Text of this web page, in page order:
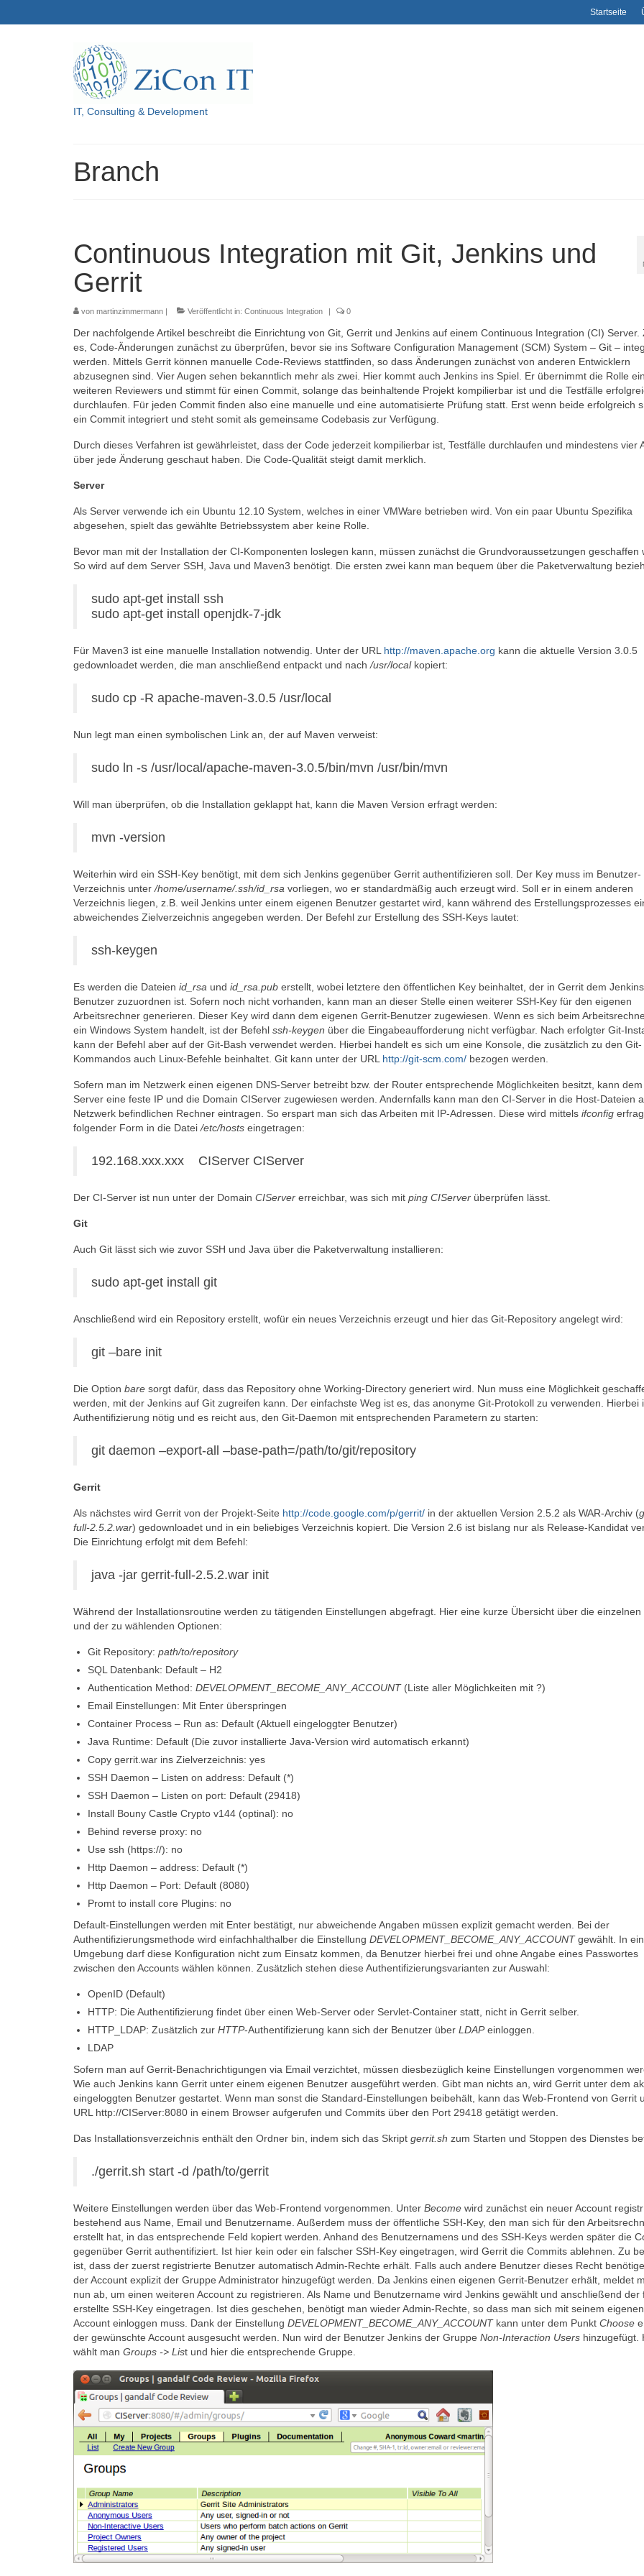
Startseite
IT, Consulting & Development
Branch
Continuous Integration mit Git, Jenkins und
Gerrit
von martinzimmermann | Veröffentlicht in: Continuous Integration | 0
Der nachfolgende Artikel beschreibt die Einrichtung von Git, Gerrit und Jenkins auf einem Continuous Integration (CI) Server.
es, Code-Änderungen zunächst zu überprüfen, bevor sie ins Software Configuration Management (SCM) System – Git –
werden. Mittels Gerrit können manuelle Code-Reviews stattfinden, so dass Änderungen zunächst von anderen Entwicklern
abzusegnen sind. Vier Augen sehen bekanntlich mehr als zwei. Hier kommt auch Jenkins ins Spiel. Er übernimmt die Rolle
weiteren Reviewers und stimmt für einen Commit, solange das beinhaltende Projekt kompilierbar ist und die Testfälle
durchlaufen. Für jeden Commit finden also eine manuelle und eine automatisierte Prüfung statt. Erst wenn beide erfolgreich
ein Commit integriert und steht somit als gemeinsame Codebasis zur Verfügung.
Durch dieses Verfahren ist gewährleistet, dass der Code jederzeit kompilierbar ist, Testfälle durchlaufen und mindestens vier
über jede Änderung geschaut haben. Die Code-Qualität steigt damit merklich.
Server
Als Server verwende ich ein Ubuntu 12.10 System, welches in einer VMWare betrieben wird. Von ein paar Ubuntu Spezifika
abgesehen, spielt das gewählte Betriebssystem aber keine Rolle.
Bevor man mit der Installation der CI-Komponenten loslegen kann, müssen zunächst die Grundvoraussetzungen geschaffen
So wird auf dem Server SSH, Java und Maven3 benötigt. Die ersten zwei kann man bequem über die Paketverwaltung
sudo apt-get install ssh
sudo apt-get install openjdk-7-jdk
Für Maven3 ist eine manuelle Installation notwendig. Unter der URL http://maven.apache.org kann die aktuelle Version 3.0.5
gedownloadet werden, die man anschließend entpackt und nach /usr/localkopiert:
sudo cp -R apache-maven-3.0.5 /usr/local
Nun legt man einen symbolischen Link an, der auf Maven verweist:
sudo ln -s /usr/local/apache-maven-3.0.5/bin/mvn /usr/bin/mvn
Will man überprüfen, ob die Installation geklappt hat, kann die Maven Version erfragt werden:
mvn -version
Weiterhin wird ein SSH-Key benötigt, mit dem sich Jenkins gegenüber Gerrit authentifizieren soll. Der Key muss im Benutzer-
Verzeichnis unter /home/username/.ssh/id_rsa vorliegen, wo er standardmäßig auch erzeugt wird. Soll er in einem anderen
Verzeichnis liegen, z.B. weil Jenkins unter einem eigenen Benutzer gestartet wird, kann während des Erstellungsprozesses
abweichendes Zielverzeichnis angegeben werden. Der Befehl zur Erstellung des SSH-Keys lautet:
ssh-keygen
Es werden die Dateien id_rsa und id_rsa.pub erstellt, wobei letztere den öffentlichen Key beinhaltet, der in Gerrit dem
Benutzer zuzuordnen ist. Sofern noch nicht vorhanden, kann man an dieser Stelle einen weiterer SSH-Key für den eigenen
Arbeitsrechner generieren. Dieser Key wird dann dem eigenen Gerrit-Benutzer zugewiesen. Wenn es sich beim
ein Windows System handelt, ist der Befehl ssh-keygen über die Eingabeaufforderung nicht verfügbar. Nach erfolgter Git-
kann der Befehl aber auf der Git-Bash verwendet werden. Hierbei handelt es sich um eine Konsole, die zusätzlich zu den Git-
Kommandos auch Linux-Befehle beinhaltet. Git kann unter der URL http://git-scm.com/ bezogen werden.
Sofern man im Netzwerk einen eigenen DNS-Server betreibt bzw. der Router entsprechende Möglichkeiten besitzt, kann dem
Server eine feste IP und die Domain CIServer zugewiesen werden. Andernfalls kann man den CI-Server in die Host-Dateien
Netzwerk befindlichen Rechner eintragen. So erspart man sich das Arbeiten mit IP-Adressen. Diese wird mittels ifconfig
folgender Form in die Datei /etc/hosts eingetragen:
192.168.xxx.xxx CIServer CIServer
Der CI-Server ist nun unter der Domain CIServer erreichbar, was sich mit ping CIServer überprüfen lässt.
Git
Auch Git lässt sich wie zuvor SSH und Java über die Paketverwaltung installieren:
sudo apt-get install git
Anschließend wird ein Repository erstellt, wofür ein neues Verzeichnis erzeugt und hier das Git-Repository angelegt wird:
git –bare init
Die Option bare sorgt dafür, dass das Repository ohne Working-Directory generiert wird. Nun muss eine Möglichkeit
werden, mit der Jenkins auf Git zugreifen kann. Der einfachste Weg ist es, das anonyme Git-Protokoll zu verwenden. Hierbei
Authentifizierung nötig und es reicht aus, den Git-Daemon mit entsprechenden Parametern zu starten:
git daemon –export-all –base-path=/path/to/git/repository
Gerrit
Als nächstes wird Gerrit von der Projekt-Seite http://code.google.com/p/gerrit/ in der aktuellen Version 2.5.2 als WAR-Archiv (
full-2.5.2.war) gedownloadet und in ein beliebiges Verzeichnis kopiert. Die Version 2.6 ist bislang nur als Release-Kandidat
Die Einrichtung erfolgt mit dem Befehl:
java -jar gerrit-full-2.5.2.war init
Während der Installationsroutine werden zu tätigenden Einstellungen abgefragt. Hier eine kurze Übersicht über die einzelnen
und der zu wählenden Optionen:
Git Repository: path/to/repository
SQL Datenbank: Default – H2
Authentication Method: DEVELOPMENT_BECOME_ANY_ACCOUNT(Liste aller Möglichkeiten mit ?)
Email Einstellungen: Mit Enter überspringen
Container Process – Run as: Default (Aktuell eingeloggter Benutzer)
Java Runtime: Default (Die zuvor installierte Java-Version wird automatisch erkannt)
Copy gerrit.war ins Zielverzeichnis: yes
SSH Daemon – Listen on address: Default (*)
SSH Daemon – Listen on port: Default (29418)
Install Bouny Castle Crypto v144 (optinal): no
Behind reverse proxy: no
Use ssh (https://): no
Http Daemon – address: Default (*)
Http Daemon – Port: Default (8080)
Promt to install core Plugins: no
Default-Einstellungen werden mit Enter bestätigt, nur abweichende Angaben müssen explizit gemacht werden. Bei der
Authentifizierungsmethode wird einfachhalthalber die Einstellung DEVELOPMENT_BECOME_ANY_ACCOUNTgewählt. In
Umgebung darf diese Konfiguration nicht zum Einsatz kommen, da Benutzer hierbei frei und ohne Angabe eines Passwortes
zwischen den Accounts wählen können. Zusätzlich stehen diese Authentifizierungsvarianten zur Auswahl:
OpenID (Default)
HTTP: Die Authentifizierung findet über einen Web-Server oder Servlet-Container statt, nicht in Gerrit selber.
HTTP_LDAP: Zusätzlich zur HTTP-Authentifizierung kann sich der Benutzer über LDAPeinloggen.
LDAP
Sofern man auf Gerrit-Benachrichtigungen via Email verzichtet, müssen diesbezüglich keine Einstellungen vorgenommen
Wie auch Jenkins kann Gerrit unter einem eigenen Benutzer ausgeführt werden. Gibt man nichts an, wird Gerrit unter dem
eingeloggten Benutzer gestartet. Wenn man sonst die Standard-Einstellungen beibehält, kann das Web-Frontend von Gerrit
URL http://CIServer:8080 in einem Browser aufgerufen und Commits über den Port 29418 getätigt werden.
Das Installationsverzeichnis enthält den Ordner bin, indem sich das Skript gerrit.sh zum Starten und Stoppen des Dienstes
./gerrit.sh start -d /path/to/gerrit
Weitere Einstellungen werden über das Web-Frontend vorgenommen. Unter Become wird zunächst ein neuer Account
bestehend aus Name, Email und Benutzername. Außerdem muss der öffentliche SSH-Key, den man sich für den
erstellt hat, in das entsprechende Feld kopiert werden. Anhand des Benutzernamens und des SSH-Keys werden später die
gegenüber Gerrit authentifiziert. Ist hier kein oder ein falscher SSH-Key eingetragen, wird Gerrit die Commits ablehnen. Zu
ist, dass der zuerst registrierte Benutzer automatisch Admin-Rechte erhält. Falls auch andere Benutzer dieses Recht
der Account explizit der Gruppe Administrator hinzugefügt werden. Da Jenkins einen eigenen Gerrit-Benutzer erhält, meldet
nun ab, um einen weiteren Account zu registrieren. Als Name und Benutzername wird Jenkins gewählt und anschließend der
erstellte SSH-Key eingetragen. Ist dies geschehen, benötigt man wieder Admin-Rechte, so dass man sich mit seinem eigenen
Account einloggen muss. Dank der Einstellung DEVELOPMENT_BECOME_ANY_ACCOUNTkann unter dem Punkt Choose
der gewünschte Account ausgesucht werden. Nun wird der Benutzer Jenkins der Gruppe Non-Interaction Users hinzugefügt.
wählt man Groups -> List und hier die entsprechende Gruppe.